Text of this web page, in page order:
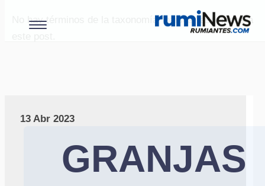
No hay términos de la taxonomía "paises" asociados a
13 Abr 2023
GRANJAS